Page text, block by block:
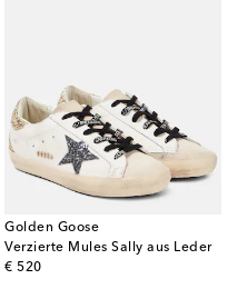
Golden Goose
Verzierte Mules Sally aus Leder
€ 520
original price